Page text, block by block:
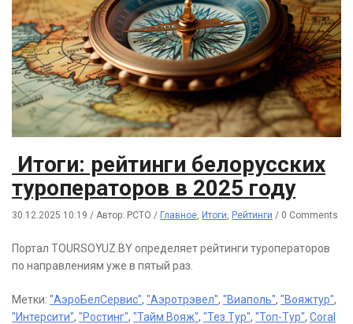
Итоги: рейтинги белорусских
туроператоров в 2025 году
30.12.2025 10:19 / Автор: РСТО / Главное Итоги Рейтинги / 0 Comments
Портал TOURSOYUZ.BY определяет рейтинги туроператоров
по направлениям уже в пятый раз.
Метки: "АэроБелСервис", "Аэротрэвел", "Виаполь", "Вояжтур",
"Интерсити", "Ростинг", "Тайм Вояж", "Тез Тур", "Топ-Тур", Coral